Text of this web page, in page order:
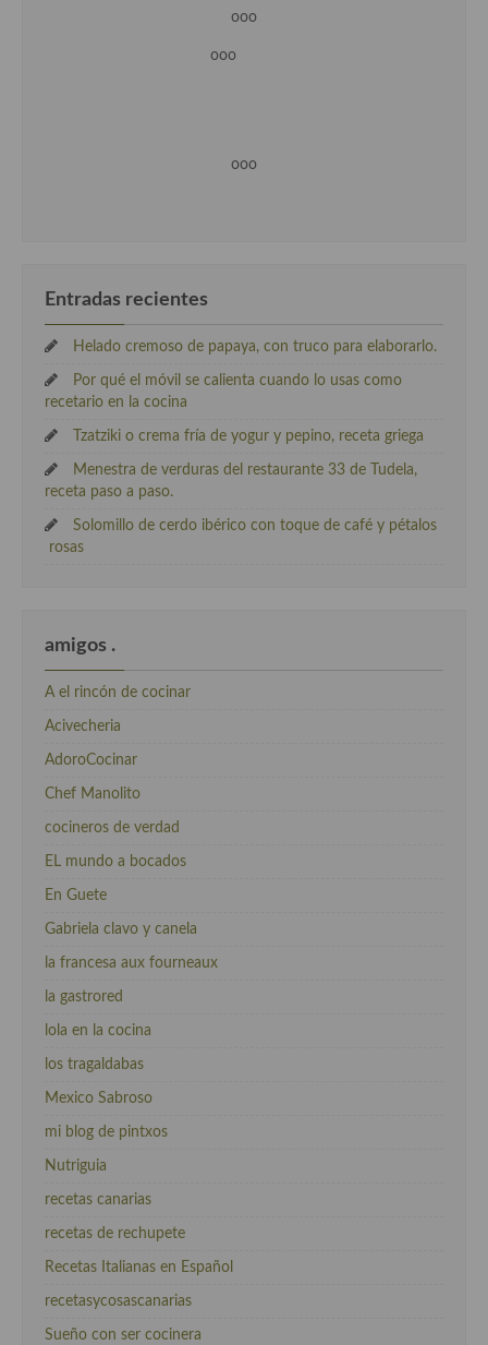
ooo
ooo
ooo
Entradas recientes
Helado cremoso de papaya, con truco para elaborarlo.
Por qué el móvil se calienta cuando lo usas como
recetario en la cocina
Tzatziki o crema fría de yogur y pepino, receta griega
Menestra de verduras del restaurante 33 de Tudela,
receta paso a paso.
Solomillo de cerdo ibérico con toque de café y pétalos
rosas
amigos .
A el rincón de cocinar
Acivecheria
AdoroCocinar
Chef Manolito
cocineros de verdad
EL mundo a bocados
En Guete
Gabriela clavo y canela
la francesa aux fourneaux
la gastrored
lola en la cocina
los tragaldabas
Mexico Sabroso
mi blog de pintxos
Nutriguia
recetas canarias
recetas de rechupete
Recetas Italianas en Español
recetasycosascanarias
Sueño con ser cocinera